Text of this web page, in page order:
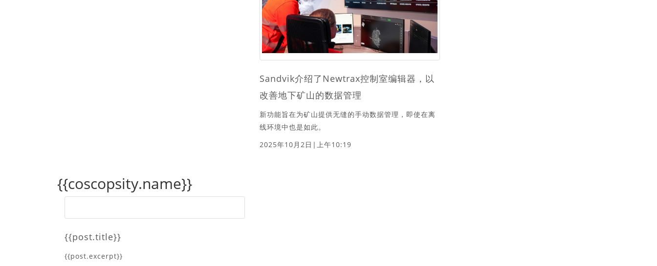
Sandvik介绍了Newtrax控制室编辑器，以
改善地下矿山的数据管理
新功能旨在为矿山提供无缝的手动数据管理，即使在离
线环境中也是如此。
2025年10月2日|上午10:19
{{coscopsity.name}}
{{post.title}}
{{post.excerpt}}